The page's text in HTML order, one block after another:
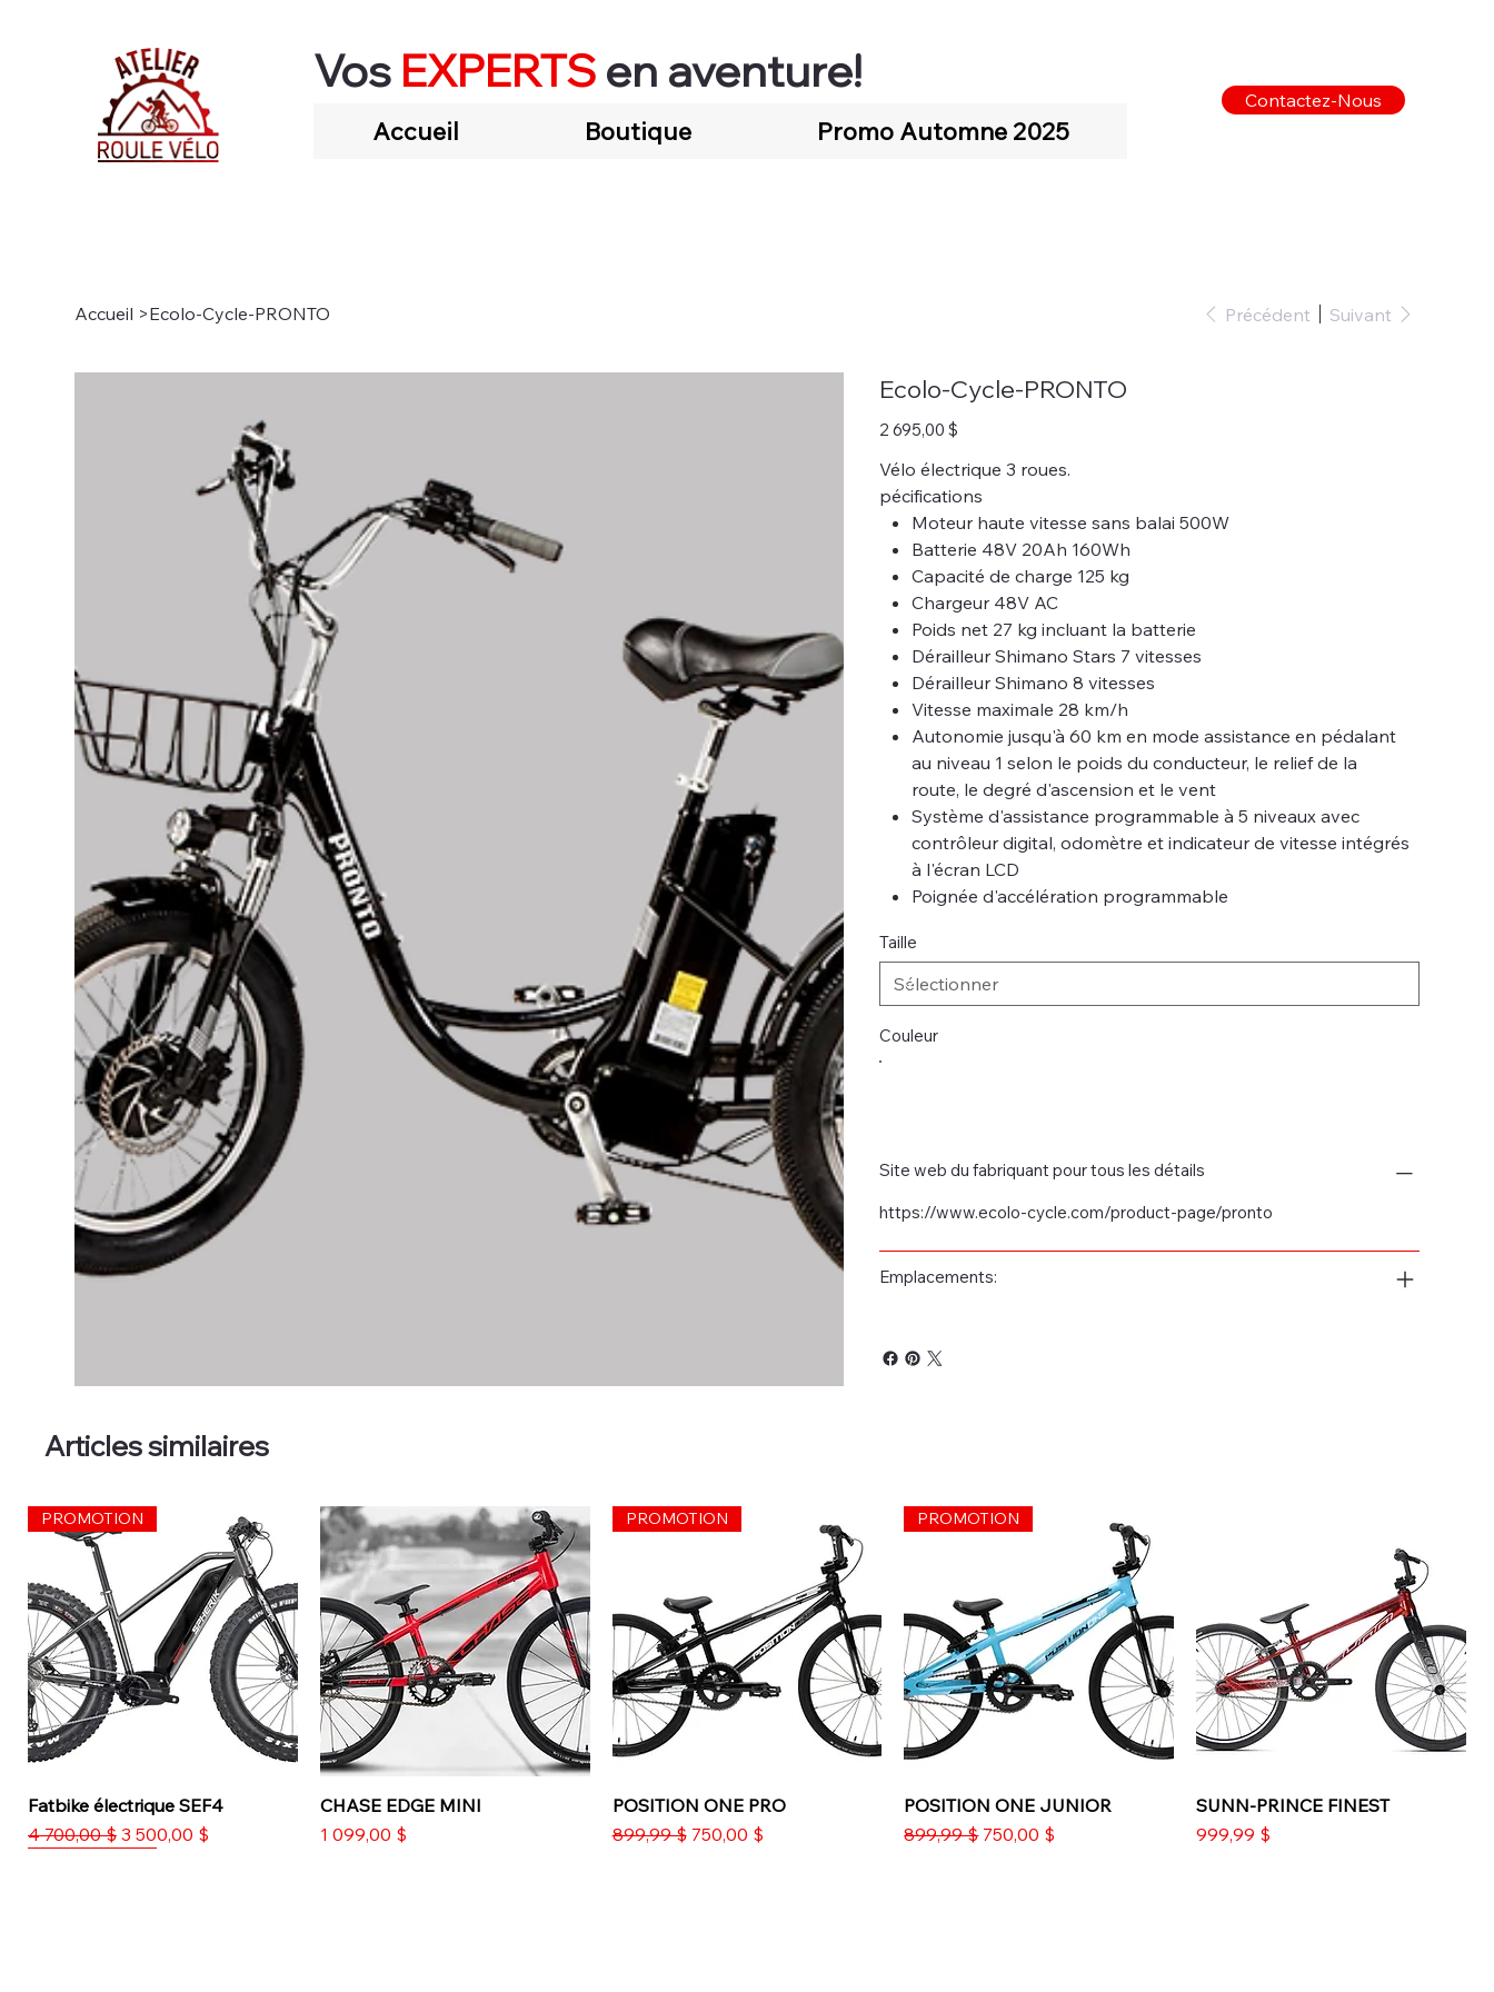
Vos EXPERTS en aventure!
Accueil Boutique Promo Automne 2025
Contactez-Nous
Accueil >Ecolo-Cycle-PRONTO Précédent Suivant
Ecolo-Cycle-PRONTO
Prix
2 695,00 $
Vélo électrique 3 roues.
pécifications
Moteur haute vitesse sans balai 500W
Batterie 48V 20Ah 160Wh
Capacité de charge 125 kg
Chargeur 48V AC
Poids net 27 kg incluant la batterie
Dérailleur Shimano Stars 7 vitesses
Dérailleur Shimano 8 vitesses
Vitesse maximale 28 km/h
Autonomie jusqu'à 60 km en mode assistance en pédalant
au niveau 1 selon le poids du conducteur, le relief de la
route, le degré d'ascension et le vent
Système d'assistance programmable à 5 niveaux avec
contrôleur digital, odomètre et indicateur de vitesse intégrés
à l'écran LCD
Poignée d'accélération programmable
Taille
Couleur
Site web du fabriquant pour tous les détails
https://www.ecolo-cycle.com/product-page/pronto
Emplacements:
Articles similaires
Aperçu rapide
PROMOTION
Fatbike électrique SEF4
Prix original
4 700,00 $ Prix promotionnel
3 500,00 $
Aperçu rapide
CHASE EDGE MINI
Prix
1 099,00 $
Aperçu rapide
PROMOTION
POSITION ONE PRO
Prix original
899,99 $ Prix promotionnel
750,00 $
Aperçu rapide
PROMOTION
POSITION ONE JUNIOR
Prix original
899,99 $ Prix promotionnel
750,00 $
Aperçu rapide
SUNN-PRINCE FINEST
Prix
999,99 $